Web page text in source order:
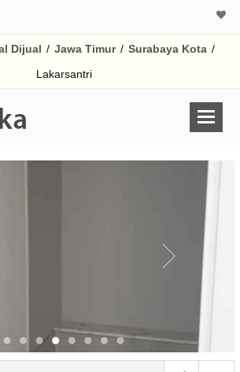
Dijual / Jawa Timur / Surabaya Kota /
Lakarsantri
Harga Rp
% /th
Untuk hasil simulasi
pada kotak-
Simpan